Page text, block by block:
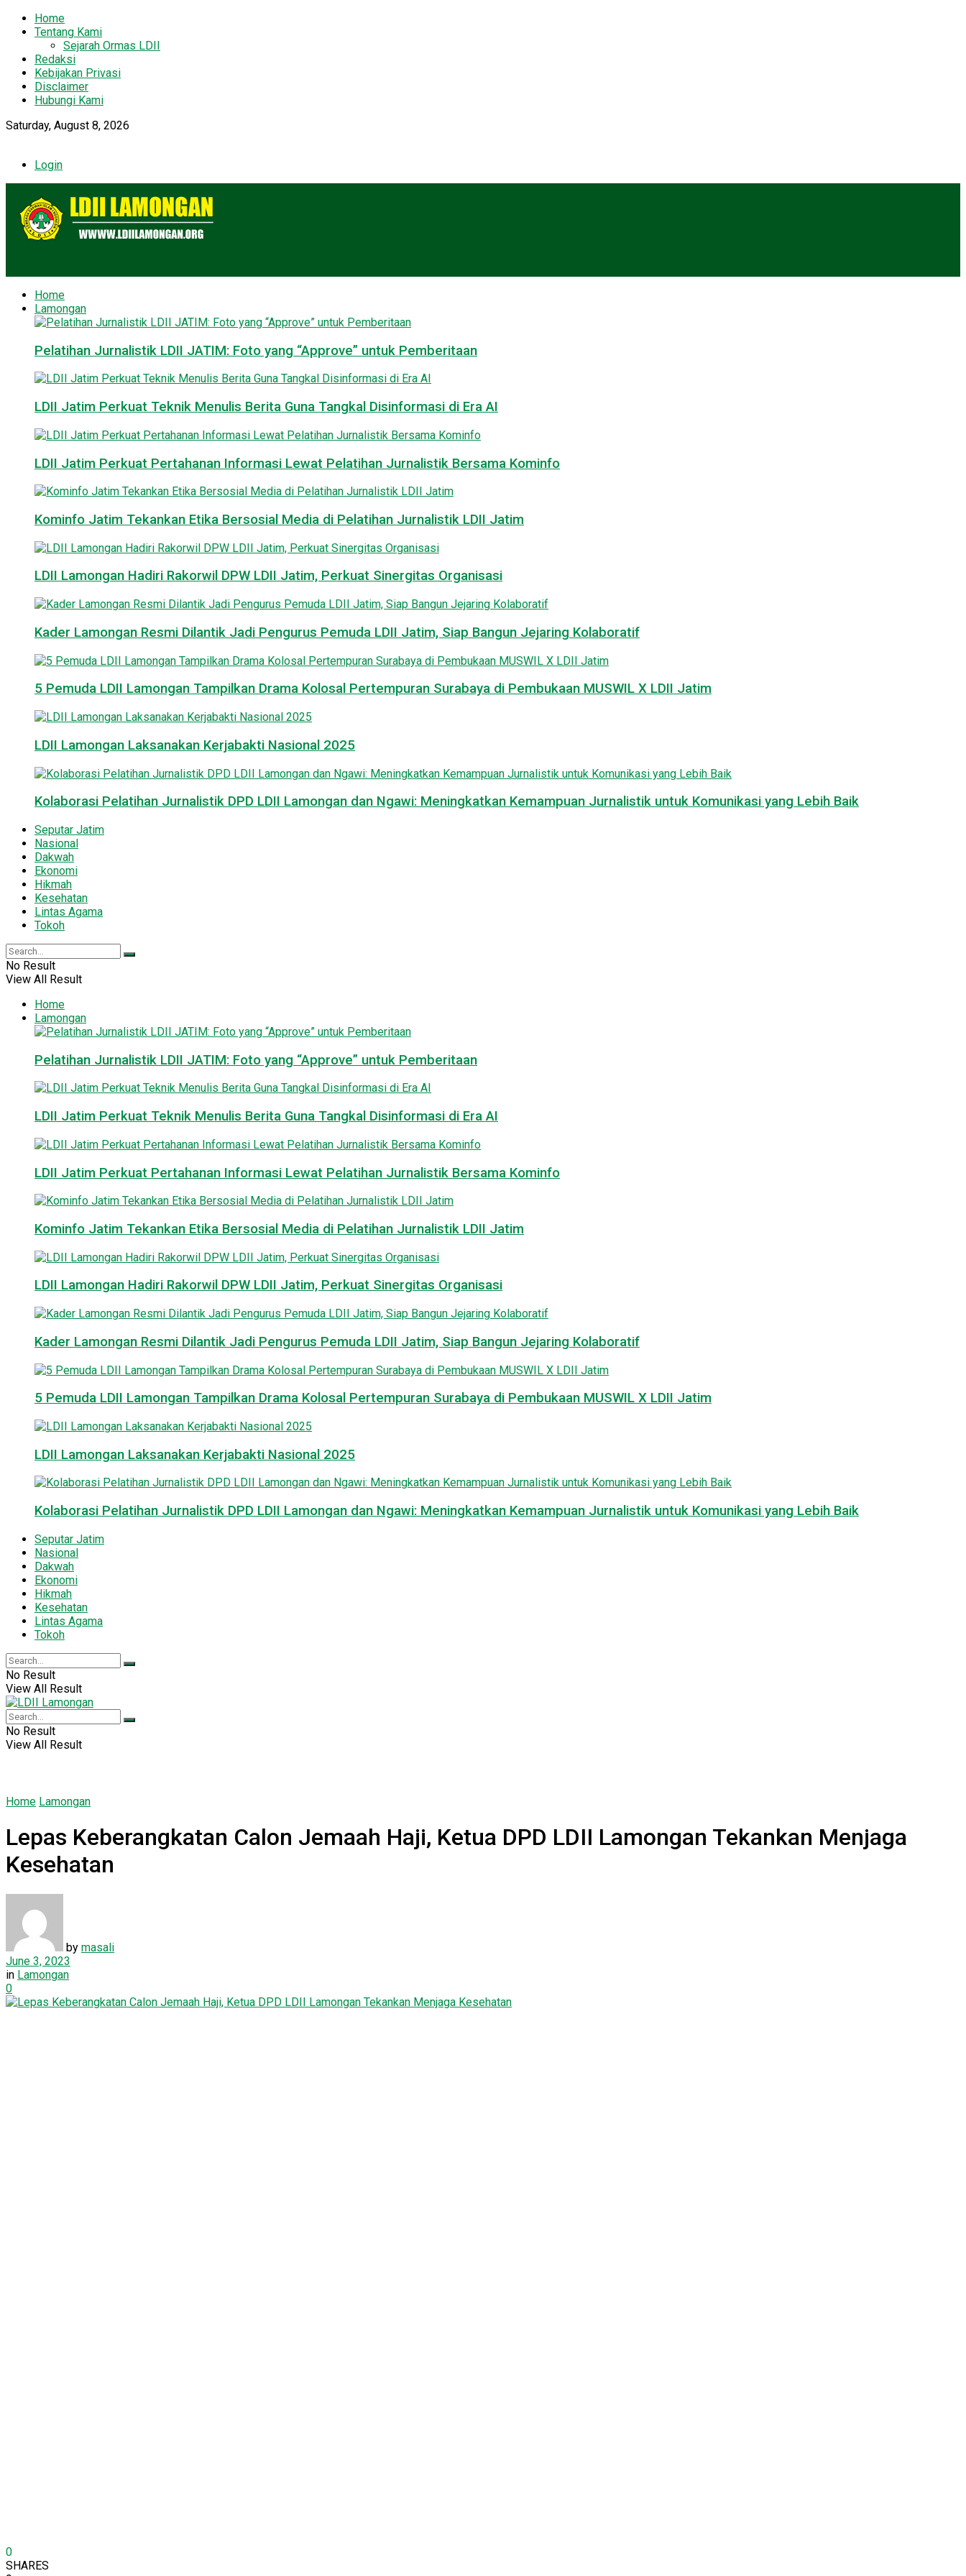
Home
Tentang Kami
Sejarah Ormas LDII
Redaksi
Kebijakan Privasi
Disclaimer
Hubungi Kami
Saturday, August 8, 2026
Login
Home
Lamongan
Pelatihan Jurnalistik LDII JATIM: Foto yang “Approve” untuk Pemberitaan
LDII Jatim Perkuat Teknik Menulis Berita Guna Tangkal Disinformasi di Era AI
LDII Jatim Perkuat Pertahanan Informasi Lewat Pelatihan Jurnalistik Bersama Kominfo
Kominfo Jatim Tekankan Etika Bersosial Media di Pelatihan Jurnalistik LDII Jatim
LDII Lamongan Hadiri Rakorwil DPW LDII Jatim, Perkuat Sinergitas Organisasi
Kader Lamongan Resmi Dilantik Jadi Pengurus Pemuda LDII Jatim, Siap Bangun Jejaring Kolaboratif
5 Pemuda LDII Lamongan Tampilkan Drama Kolosal Pertempuran Surabaya di Pembukaan MUSWIL X LDII Jatim
LDII Lamongan Laksanakan Kerjabakti Nasional 2025
Kolaborasi Pelatihan Jurnalistik DPD LDII Lamongan dan Ngawi: Meningkatkan Kemampuan Jurnalistik untuk Komunikasi yang Lebih Baik
Seputar Jatim
Nasional
Dakwah
Ekonomi
Hikmah
Kesehatan
Lintas Agama
Tokoh
No Result
View All Result
Home
Lamongan
Pelatihan Jurnalistik LDII JATIM: Foto yang “Approve” untuk Pemberitaan
LDII Jatim Perkuat Teknik Menulis Berita Guna Tangkal Disinformasi di Era AI
LDII Jatim Perkuat Pertahanan Informasi Lewat Pelatihan Jurnalistik Bersama Kominfo
Kominfo Jatim Tekankan Etika Bersosial Media di Pelatihan Jurnalistik LDII Jatim
LDII Lamongan Hadiri Rakorwil DPW LDII Jatim, Perkuat Sinergitas Organisasi
Kader Lamongan Resmi Dilantik Jadi Pengurus Pemuda LDII Jatim, Siap Bangun Jejaring Kolaboratif
5 Pemuda LDII Lamongan Tampilkan Drama Kolosal Pertempuran Surabaya di Pembukaan MUSWIL X LDII Jatim
LDII Lamongan Laksanakan Kerjabakti Nasional 2025
Kolaborasi Pelatihan Jurnalistik DPD LDII Lamongan dan Ngawi: Meningkatkan Kemampuan Jurnalistik untuk Komunikasi yang Lebih Baik
Seputar Jatim
Nasional
Dakwah
Ekonomi
Hikmah
Kesehatan
Lintas Agama
Tokoh
No Result
View All Result
No Result
View All Result
Home Lamongan
Lepas Keberangkatan Calon Jemaah Haji, Ketua DPD LDII Lamongan Tekankan Menjaga
Kesehatan
by masali
June 3, 2023
in Lamongan
0
0
SHARES